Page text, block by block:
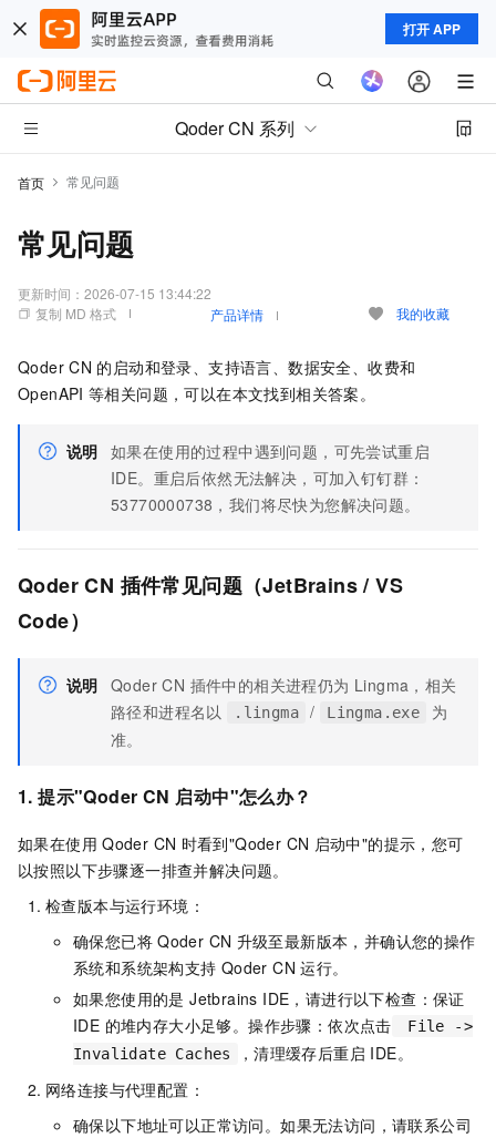
打开 APP
Qoder CN 系列
首页 常见问题
常见问题
更新时间： 2026-07-15 13:44:22
复制 MD 格式
产品详情 我的收藏
Qoder CN 的启动和登录、支持语言、数据安全、收费和
OpenAPI 等相关问题，可以在本文找到相关答案。
说明 如果在使用的过程中遇到问题，可先尝试重启
IDE。重启后依然无法解决，可加入钉钉群：
53770000738，我们将尽快为您解决问题。
Qoder CN 插件常见问题（JetBrains / VS
Code）
说明 Qoder CN 插件中的相关进程仍为 Lingma，相关
路径和进程名以
.lingma / Lingma.exe
为
准。
1.提示"Qoder CN 启动中"怎么办？
如果在使用 Qoder CN 时看到"Qoder CN 启动中"的提示，您可
以按照以下步骤逐一排查并解决问题。
检查版本与运行环境：
确保您已将 Qoder CN 升级至最新版本，并确认您的操作
系统和系统架构支持 Qoder CN 运行。
如果您使用的是 Jetbrains IDE，请进行以下检查：保证
IDE 的堆内存大小足够。操作步骤：依次点击
File ->
Invalidate Caches
，清理缓存后重启 IDE。
网络连接与代理配置：
确保以下地址可以正常访问。如果无法访问，请联系公司